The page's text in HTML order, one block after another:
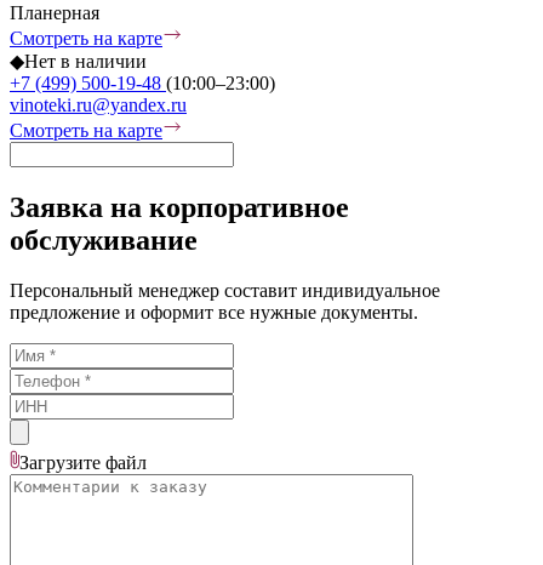
Планерная
Смотреть на карте
◆Нет в наличии
+7 (499) 500-19-48 (10:00–23:00)
vinoteki.ru@yandex.ru
Смотреть на карте
Заявка на корпоративное
обслуживание
Персональный менеджер составит индивидуальное
предложение и оформит все нужные документы.
Загрузите файл